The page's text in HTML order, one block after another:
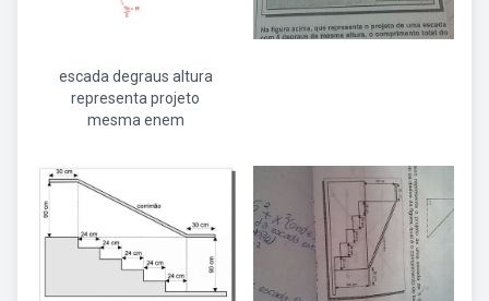
escada degraus altura
representa projeto
mesma enem